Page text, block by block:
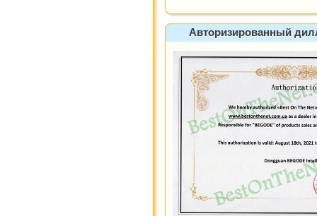
Авторизированный